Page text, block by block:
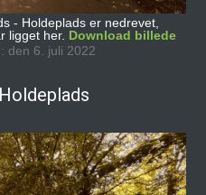
- Holdeplads er nedrevet,
ligget her. Download billede
den 6. juli 2022